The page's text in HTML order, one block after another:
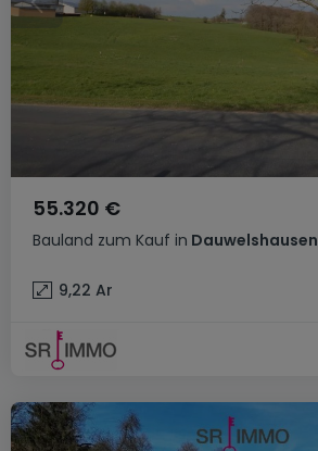
Bauland zum Kauf in Dauwelshausen
55.320 €
9,22 Ar